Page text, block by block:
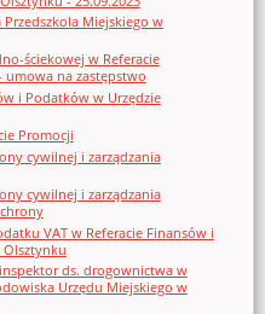
Miejskiego w
ściekowej w Referacie
umowa na zastępstwo
i Podatków w Urzędzie
Promocji
cywilnej i zarządzania
cywilnej i zarządzania
VAT w Referacie Finansów i
ds. drogownictwa w
Urzędu Miejskiego w